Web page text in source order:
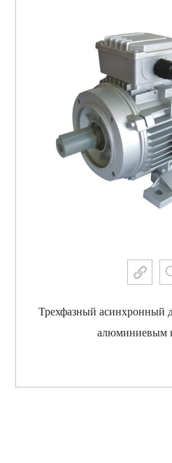
Трехфазный асинхронный
алюминиевым